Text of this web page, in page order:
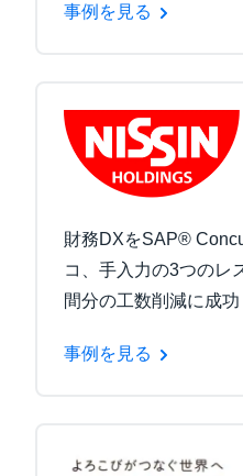
事例を見る
財務DXをSAP®
コ、手入力の3つのレ
間分の工数削減に成功
事例を見る